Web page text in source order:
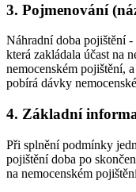
3. Pojmenování
Náhradní doba pojištění
která zakládala účast na
nemocenském pojištění,
pobírá dávky
4. Základní
Při splnění podmínky
pojištění doba po
na nemocenském